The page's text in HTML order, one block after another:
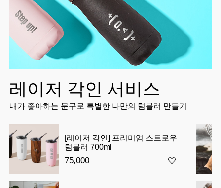
레이저 각인 서비스
내가 좋아하는 문구로 특별한 나만의 텀블러 만들기
[레이저 각인] 프리미엄 스트로우
텀블러 700ml
75,000